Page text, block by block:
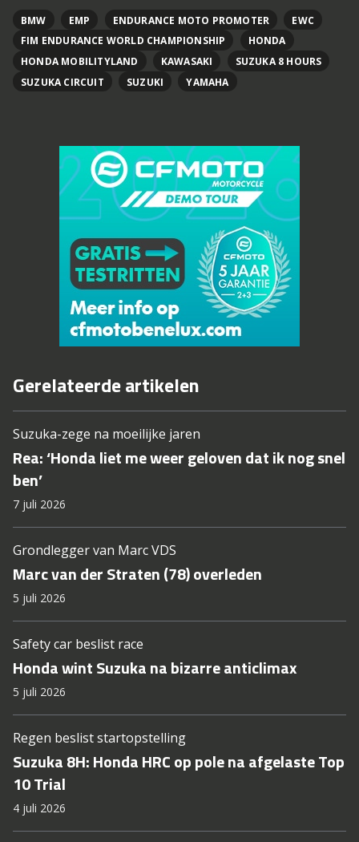
BMW EMP ENDURANCE MOTO PROMOTER
EWC
FIM ENDURANCE WORLD CHAMPIONSHIP
HONDA
HONDA MOBILITYLAND
KAWASAKI
SUZUKA 8 HOURS
SUZUKA CIRCUIT
SUZUKI YAMAHA
Gerelateerde artikelen
Suzuka-zege na moeilijke jaren
Rea: ‘Honda liet me weer geloven dat ik nog snel
ben’
7 juli 2026
Grondlegger van Marc VDS
Marc van der Straten (78) overleden
5 juli 2026
Safety car beslist race
Honda wint Suzuka na bizarre anticlimax
5 juli 2026
Regen beslist startopstelling
Suzuka 8H: Honda HRC op pole na afgelaste Top
10 Trial
4 juli 2026